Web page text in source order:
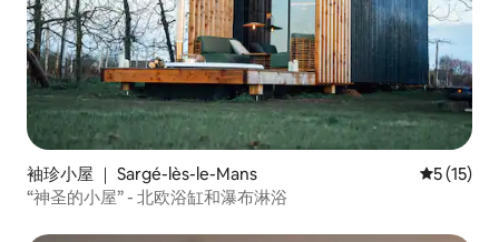
袖珍小屋 ｜ Sargé-lès-le-Mans 平均评分
5 (15)
“神圣的小屋” - 北欧浴缸和瀑布淋浴